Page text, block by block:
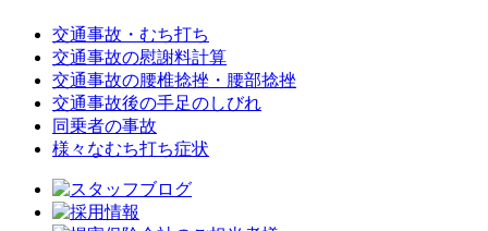
交通事故・むち打ち
交通事故の慰謝料計算
交通事故の腰椎捻挫・腰部捻挫
交通事故後の手足のしびれ
同乗者の事故
様々なむち打ち症状